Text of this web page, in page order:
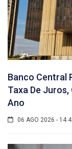
Banco Central
Taxa De Juros,
Ano
06 AGO 2026 -